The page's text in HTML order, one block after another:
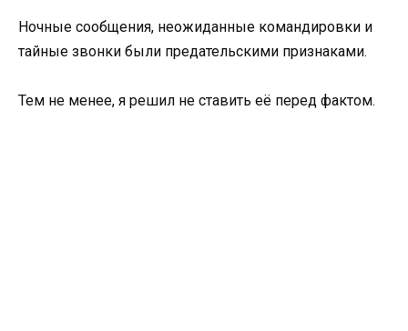
Ночные сообщения, неожиданные командировки и
тайные звонки были предательскими признаками.
Тем не менее, я решил не ставить её перед фактом.